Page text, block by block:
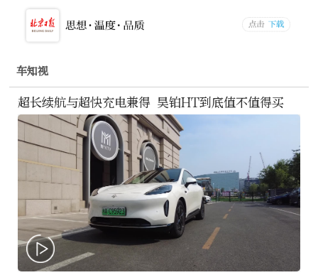
车知视
超长续航与超快充电兼得 昊铂HT到底值不值得买